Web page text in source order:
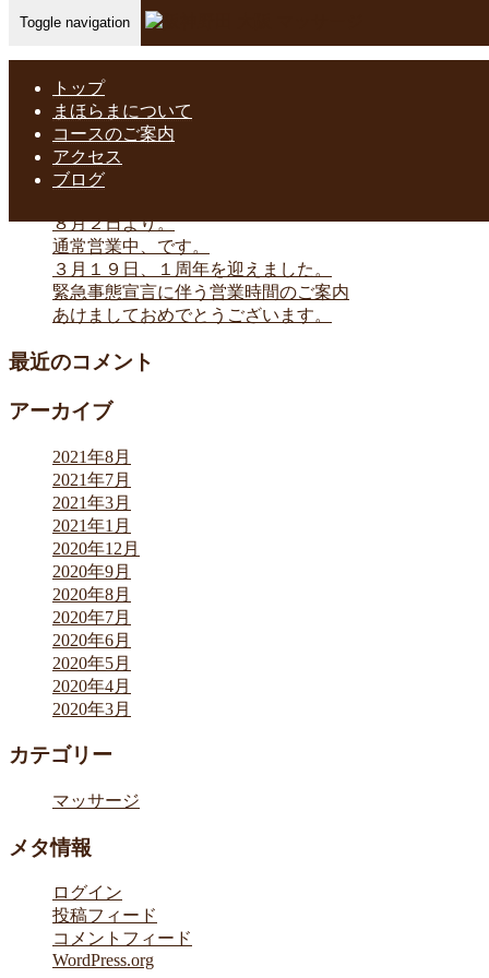
Toggle navigation
トップ
まほらまについて
コースのご案内
アクセス
ブログ
Home- lin…
最近の投稿
８月２日より。
通常営業中、です。
３月１９日、１周年を迎えました。
緊急事態宣言に伴う営業時間のご案内
あけましておめでとうございます。
最近のコメント
アーカイブ
2021年8月
2021年7月
2021年3月
2021年1月
2020年12月
2020年9月
2020年8月
2020年7月
2020年6月
2020年5月
2020年4月
2020年3月
カテゴリー
マッサージ
メタ情報
ログイン
投稿フィード
コメントフィード
WordPress.org